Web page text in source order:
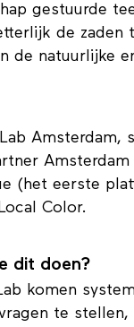
ze werken.
gestuurde
de zaden
Amsterdam,
(het eerste
dit doen?
komen